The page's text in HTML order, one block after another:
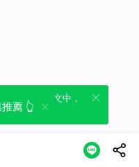
薦 👆
透過發布貼
至自己的貼文中，
。